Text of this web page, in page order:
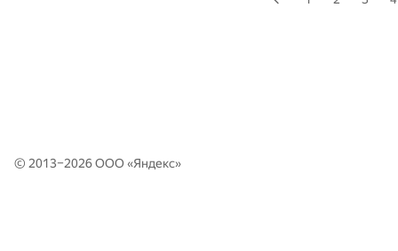
© 2013–2026 ООО «Яндекс»